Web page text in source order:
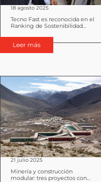
18 agosto 2025
Tecno Fast es reconocida en el
Ranking de Sostenibilidad
UAI
Leer más
21 julio 2025
Minería y construcción
modular: tres proyectos con